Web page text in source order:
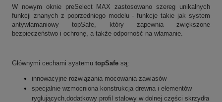
W nowym oknie preSelect MAX zastosowano szereg unikalnych
funkcji znanych z poprzedniego modelu - funkcje takie jak system
antywłamaniowy topSafe, który zapewnia zwiększone
bezpieczeństwo i ochronę, a także odporność na włamanie.
Głównymi cechami systemu topSafe są:
innowacyjne rozwiązania mocowania zawiasów
specjalnie wzmocniona konstrukcja drewna i elementów
ryglujących,dodatkowy profil stalowy w dolnej części skrzydła